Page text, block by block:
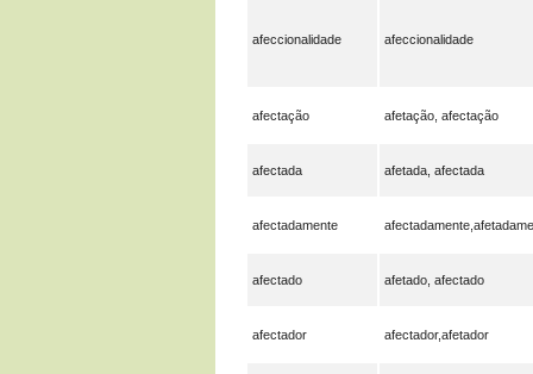
afeccionalidade afeccionalidade
afectação afetação, afectação
afectada afetada, afectada
afectadamente
afectado afetado, afectado
afectador afectador,afetador